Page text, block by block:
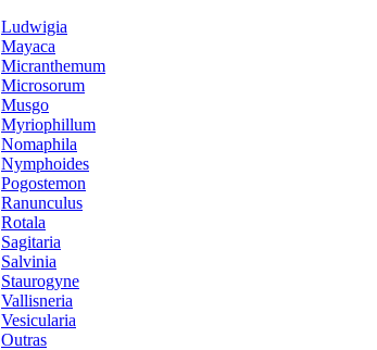
Ludwigia
Mayaca
Micranthemum
Microsorum
Musgo
Myriophillum
Nomaphila
Nymphoides
Pogostemon
Ranunculus
Rotala
Sagitaria
Salvinia
Staurogyne
Vallisneria
Vesicularia
Outras